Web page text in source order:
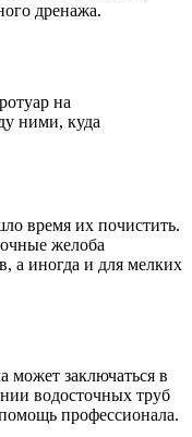
дренажа.
на
ними, куда
время их почистить.
желоба
а иногда и для мелких
может заключаться в
водосточных труб
профессионала.